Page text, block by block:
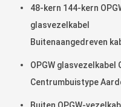
48-kern 144-kern
glasvezelkabel
Buitenaangedreven
OPGW glasvezelkabel
Centrumbuistype